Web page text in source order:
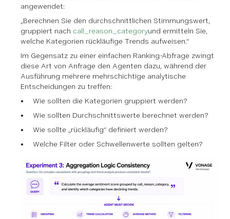
angewendet:
„Berechnen Sie den durchschnittlichen Stimmungswert,
gruppiert nach call_reason_categoryund ermitteln Sie,
welche Kategorien rückläufige Trends aufweisen.“
Im Gegensatz zu einer einfachen Ranking-Abfrage zwingt
diese Art von Anfrage den Agenten dazu, während der
Ausführung mehrere mehrschichtige analytische
Entscheidungen zu treffen:
Wie sollten die Kategorien gruppiert werden?
Wie sollten Durchschnittswerte berechnet werden?
Wie sollte „rückläufig“ definiert werden?
Welche Filter oder Schwellenwerte sollten gelten?